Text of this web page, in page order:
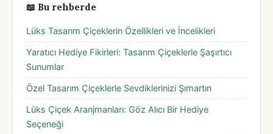
📖 Bu rehberde
Lüks Tasarım Çiçeklerin Özellikleri ve İncelikleri
Yaratıcı Hediye Fikirleri: Tasarım Çiçeklerle Şaşırtıcı
Sunumlar
Özel Tasarım Çiçeklerle Sevdiklerinizi Şımartın
Lüks Çiçek Aranjmanları: Göz Alıcı Bir Hediye
Seçeneği